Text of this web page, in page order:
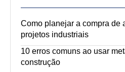
Como planejar a compra de
projetos industriais
10 erros comuns ao usar
construção